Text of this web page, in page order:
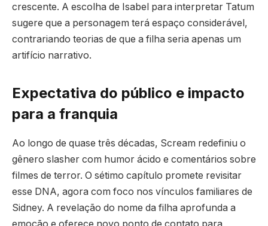
crescente. A escolha de Isabel para interpretar Tatum
sugere que a personagem terá espaço considerável,
contrariando teorias de que a filha seria apenas um
artifício narrativo.
Expectativa do público e impacto
para a franquia
Ao longo de quase três décadas, Scream redefiniu o
gênero slasher com humor ácido e comentários sobre
filmes de terror. O sétimo capítulo promete revisitar
esse DNA, agora com foco nos vínculos familiares de
Sidney. A revelação do nome da filha aprofunda a